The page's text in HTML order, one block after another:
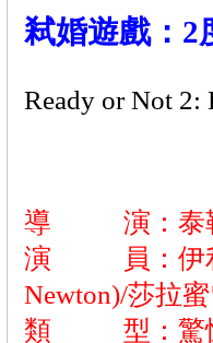
弒婚遊戲：2
Ready or Not 2:
導 演：泰勒
演 員：伊利
Newton)/莎拉
類 型：驚